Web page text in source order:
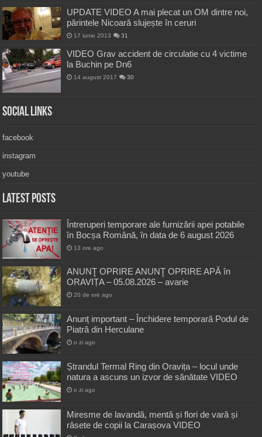
UPDATE VIDEO A mai plecat un OM dintre noi,
părintele Nicoară slujește în ceruri
17 iunie 2013 31
VIDEO Grav accident de circulatie cu 4 victime
la Buchin pe Dn6
14 august 2017 30
Social Links
facebook
instagram
youtube
Latest Posts
Întreruperi temporare ale furnizării apei potabile
în Bocșa Română, în data de 6 august 2026
13 ore ago
ANUNŢ OPRIRE ANUNŢ OPRIRE APĂ în
ORAVIȚA – 05.08.2026 – avarie
20 de ore ago
Anunț important – Închidere temporară Podul de
Piatră din Herculane
o zi ago
Ștrandul Termal Ring din Oravița – locul unde
natura a ascuns un izvor de sănătate VIDEO
o zi ago
Miresme de lavandă, mentă și flori de vară și
râsete de copii la Carașova VIDEO